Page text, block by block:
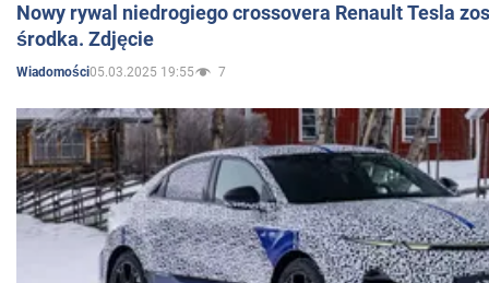
Nowy rywal niedrogiego crossovera Renault Tesla
środka. Zdjęcie
Wiadomości05.03.2025 19:55 7